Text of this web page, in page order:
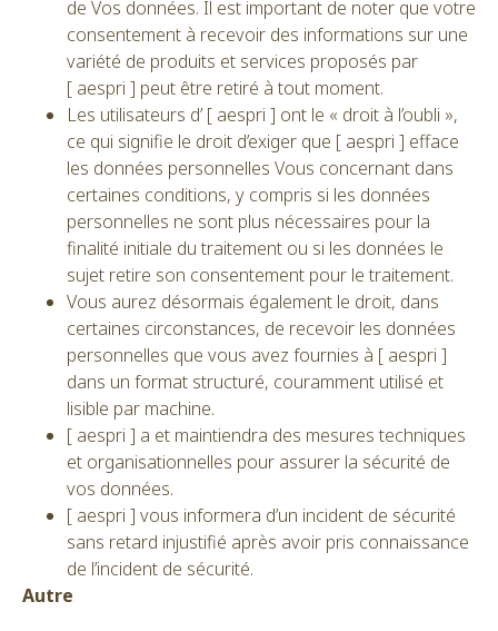
de Vos données. Il est important de noter que votre
consentement à recevoir des informations sur une
variété de produits et services proposés par
[ aespri ] peut être retiré à tout moment.
Les utilisateurs d’ [ aespri ] ont le « droit à l’oubli »,
ce qui signifie le droit d’exiger que [ aespri ] efface
les données personnelles Vous concernant dans
certaines conditions, y compris si les données
personnelles ne sont plus nécessaires pour la
finalité initiale du traitement ou si les données le
sujet retire son consentement pour le traitement.
Vous aurez désormais également le droit, dans
certaines circonstances, de recevoir les données
personnelles que vous avez fournies à [ aespri ]
dans un format structuré, couramment utilisé et
lisible par machine.
[ aespri ] a et maintiendra des mesures techniques
et organisationnelles pour assurer la sécurité de
vos données.
[ aespri ] vous informera d’un incident de sécurité
sans retard injustifié après avoir pris connaissance
de l’incident de sécurité.
Autre